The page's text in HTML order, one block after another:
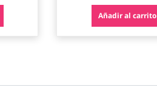
Añadir al carrito